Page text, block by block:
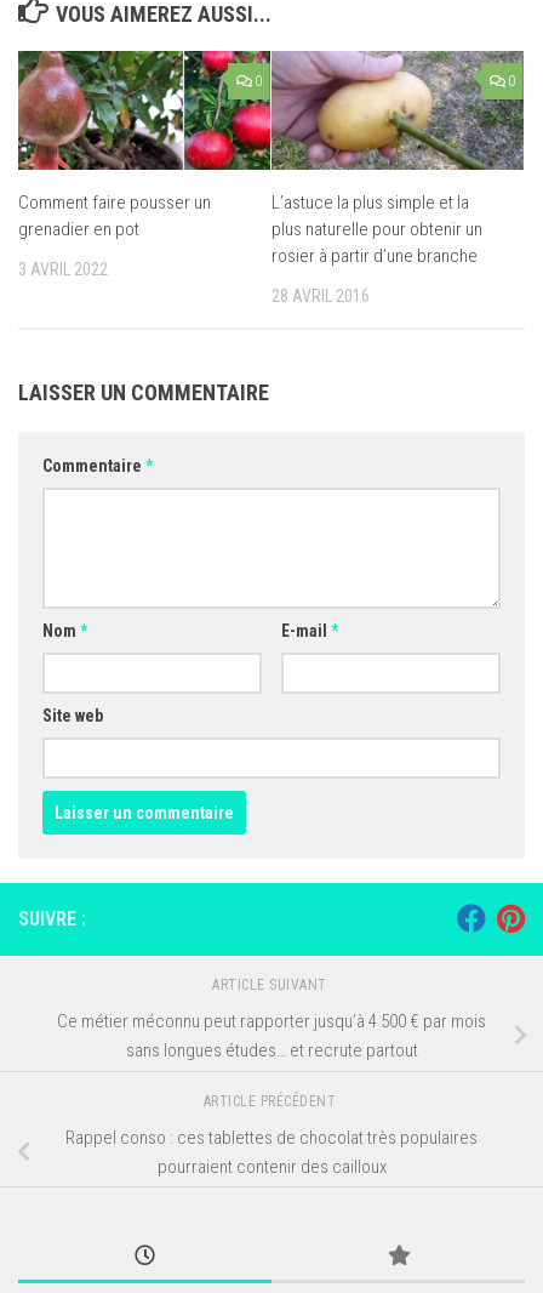
VOUS AIMEREZ AUSSI...
0
Comment faire pousser un
grenadier en pot
3 AVRIL 2022
0
L’astuce la plus simple et la
plus naturelle pour obtenir un
rosier à partir d’une branche
28 AVRIL 2016
LAISSER UN COMMENTAIRE
Commentaire *
Nom * E-mail *
Site web
SUIVRE :
ARTICLE SUIVANT
Ce métier méconnu peut rapporter jusqu’à 4 500 € par mois
sans longues études… et recrute partout
ARTICLE PRÉCÉDENT
Rappel conso : ces tablettes de chocolat très populaires
pourraient contenir des cailloux